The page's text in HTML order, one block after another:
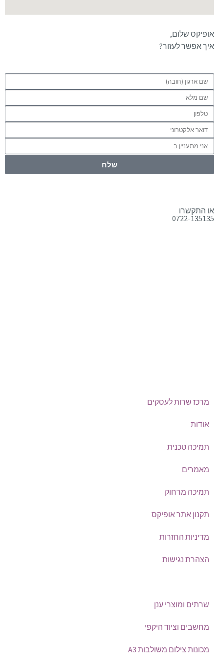
אופיקס שלום,
איך אפשר לעזור?
שלח
או התקשרו
0722-135135
מרכז שרות לעסקים
אודות
תמיכה טכנית
מאמרים
תמיכה מרחוק
תקנון אתר אופיקס
מדיניות החזרות
הצהרת נגישות
שרתים ומוצרי ענן
מחשבים וציוד היקפי
מכונות צילום משולבות A3